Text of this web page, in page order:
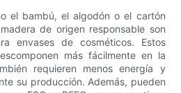
el bambú, el algodón o el cartón
de origen responsable son
envases de cosméticos. Estos
más fácilmente en la
requieren menos energía y
su producción. Además, pueden